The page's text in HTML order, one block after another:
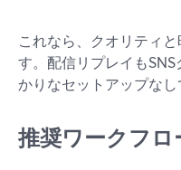
これなら、クオリティ
す。配信リプレイも
かりなセットアップなし
推奨ワークフロ